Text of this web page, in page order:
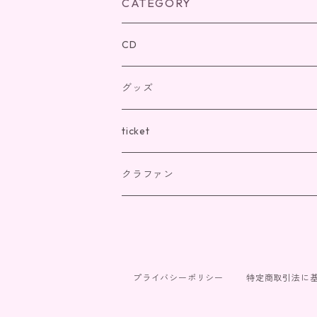
CATEGORY
CD
グッズ
ticket
クラファン
プライバシーポリシー 特定商取引法に